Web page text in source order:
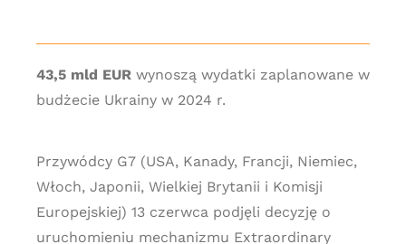
43,5 mld EURwynoszą wydatki zaplanowane w
budżecie Ukrainy w 2024 r.
Przywódcy G7 (USA, Kanady, Francji, Niemiec,
Włoch, Japonii, Wielkiej Brytanii i Komisji
Europejskiej) 13 czerwca podjęli decyzję o
uruchomieniu mechanizmu Extraordinary